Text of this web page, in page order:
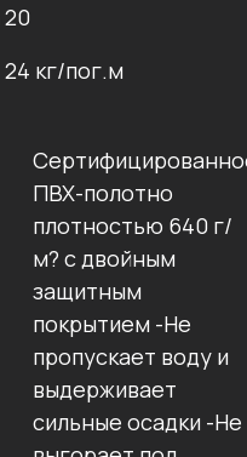
20
24 кг/пог.м
ПВХ-полотно
плотностью 640 г/
м? с двойным
защитным
покрытием -Не
пропускает воду и
выдерживает
сильные осадки -Не